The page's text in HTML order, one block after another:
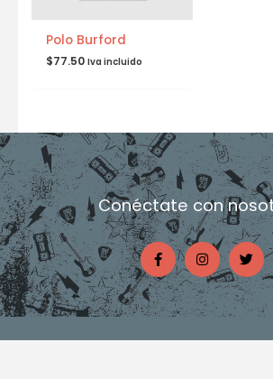
Polo Burford
$77.50 Iva incluido
Conéctate con
F
a
c
e
b
o
o
I
n
s
t
a
g
r
T
w
i
t
t
e